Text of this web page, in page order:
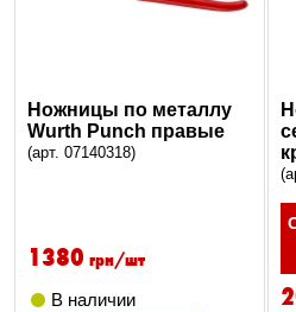
Ножницы по металлу
Wurth Punch правые
(арт. 07140318)
1380 грн/шт
В наличии